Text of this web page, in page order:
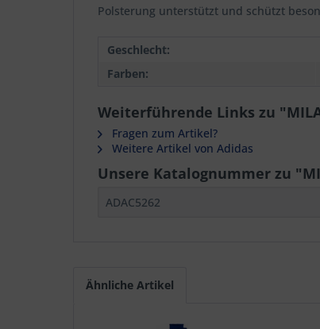
Polsterung unterstützt und schützt
Geschlecht:
Farben:
Weiterführende Links zu
Fragen zum Artikel?
Weitere Artikel von Adidas
Unsere Katalognummer zu
ADAC5262
Ähnliche Artikel